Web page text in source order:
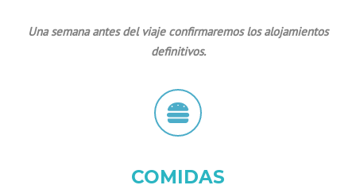
Una semana antes del viaje confirmaremos los alojamientos
definitivos.
COMIDAS